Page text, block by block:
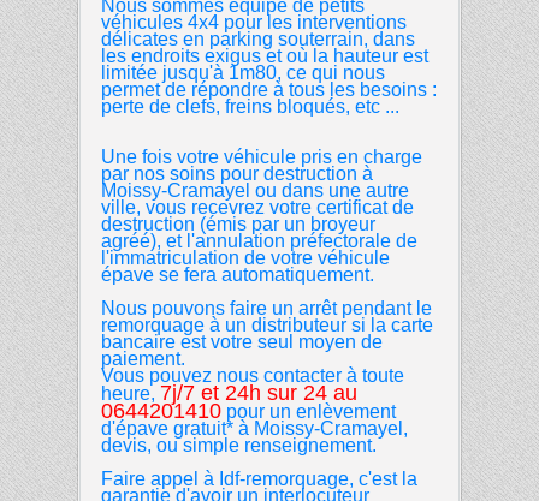
Nous sommes équipé de petits
véhicules 4x4 pour les interventions
délicates en parking souterrain, dans
les endroits exigus et où la hauteur est
limitée jusqu'à 1m80, ce qui nous
permet de répondre à tous les besoins :
perte de clefs, freins bloqués, etc ...
Une fois votre véhicule pris en charge
par nos soins pour destruction à
Moissy-Cramayel ou dans une autre
ville, vous recevrez votre certificat de
destruction (émis par un broyeur
agréé), et l'annulation préfectorale de
l'immatriculation de votre véhicule
épave se fera automatiquement.
Nous pouvons faire un arrêt pendant le
remorquage à un distributeur si la carte
bancaire est votre seul moyen de
paiement.
Vous pouvez nous contacter à toute
heure, 7j/7 et 24h sur 24 au
0644201410 pour un enlèvement
d'épave gratuit* à Moissy-Cramayel,
devis, ou simple renseignement.
Faire appel à Idf-remorquage, c'est la
garantie d'avoir un interlocuteur